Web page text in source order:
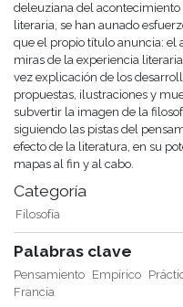
deleuziana del
literaria, se han aunado
que el propio título anuncia: el
miras de la experiencia
vez explicación de los
propuestas, ilustraciones y
subvertir la imagen de la
siguiendo las pistas del
efecto de la literatura, en su
mapas al fin y al cabo.
Categoría
Filosofía
Palabras clave
Pensamiento Empírico
Francia